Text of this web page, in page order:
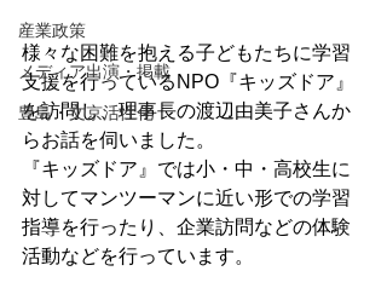
産業政策
メディア出演・掲載
豊島・文京活性化
様々な困難を抱える子どもたちに学習
支援を行っているNPO『キッズドア』
を訪問し、理事長の渡辺由美子さんか
らお話を伺いました。
『キッズドア』では小・中・高校生に
対してマンツーマンに近い形での学習
指導を行ったり、企業訪問などの体験
活動などを行っています。